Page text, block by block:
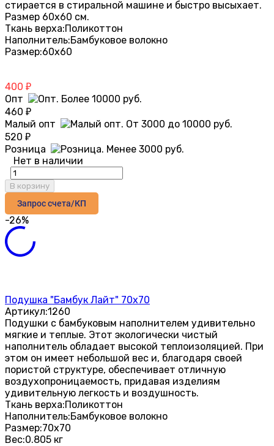
стирается в стиральной машине и быстро высыхает.
Размер 60х60 см.
Ткань верха:Поликоттон
Наполнитель:Бамбуковое волокно
Размер:60х60
400 ₽
Опт
460 ₽
Малый опт
520 ₽
Розница
Нет в наличии
В корзину
Запрос счета/КП
-26%
Подушка "Бамбук Лайт" 70х70
Артикул:1260
Подушки с бамбуковым наполнителем удивительно
мягкие и теплые. Этот экологически чистый
наполнитель обладает высокой теплоизоляцией. При
этом он имеет небольшой вес и, благодаря своей
пористой структуре, обеспечивает отличную
воздухопроницаемость, придавая изделиям
удивительную легкость и воздушность.
Ткань верха:Поликоттон
Наполнитель:Бамбуковое волокно
Размер:70х70
Вес:0.805 кг